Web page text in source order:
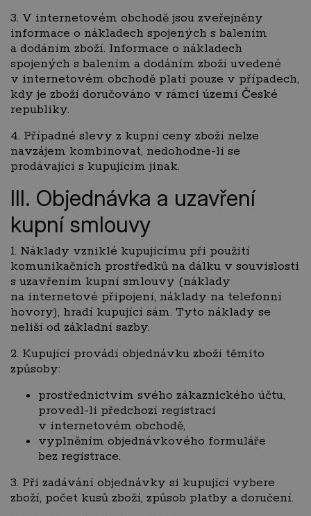
3. V internetovém obchodě jsou zveřejněny
informace o nákladech spojených s balením
a dodáním zboží. Informace o nákladech
spojených s balením a dodáním zboží uvedené
v internetovém obchodě platí pouze v případech,
kdy je zboží doručováno v rámci území České
republiky.
4. Případné slevy z kupní ceny zboží nelze
navzájem kombinovat, nedohodne-li se
prodávající s kupujícím jinak.
III. Objednávka a uzavření
kupní smlouvy
1. Náklady vzniklé kupujícímu při použití
komunikačních prostředků na dálku v souvislosti
s uzavřením kupní smlouvy (náklady
na internetové připojení, náklady na telefonní
hovory), hradí kupující sám. Tyto náklady se
neliší od základní sazby.
2. Kupující provádí objednávku zboží těmito
způsoby:
prostřednictvím svého zákaznického účtu,
provedl-li předchozí registraci
v internetovém obchodě,
vyplněním objednávkového formuláře
bez registrace.
3. Při zadávání objednávky si kupující vybere
zboží, počet kusů zboží, způsob platby a doručení.